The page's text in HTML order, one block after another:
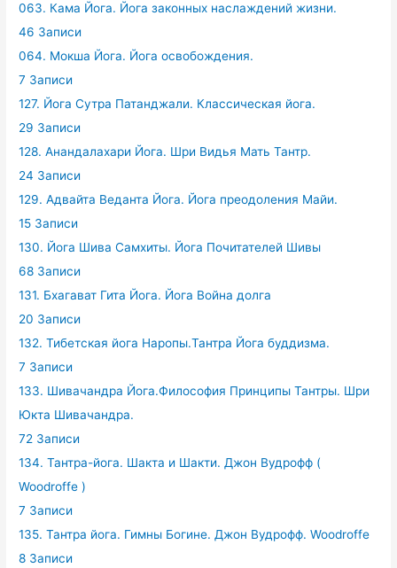
063. Кама Йога. Йога законных наслаждений жизни.
46 Записи
064. Мокша Йога. Йога освобождения.
7 Записи
127. Йога Сутра Патанджали. Классическая йога.
29 Записи
128. Анандалахари Йога. Шри Видья Мать Тантр.
24 Записи
129. Адвайта Веданта Йога. Йога преодоления Майи.
15 Записи
130. Йога Шива Самхиты. Йога Почитателей Шивы
68 Записи
131. Бхагават Гита Йога. Йога Война долга
20 Записи
132. Тибетская йога Наропы.Тантра Йога буддизма.
7 Записи
133. Шивачандра Йога.Философия Принципы Тантры. Шри
Юкта Шивачандра.
72 Записи
134. Тантра-йога. Шакта и Шакти. Джон Вудрофф (
Woodroffe )
7 Записи
135. Тантра йога. Гимны Богине. Джон Вудрофф. Woodroffe
8 Записи